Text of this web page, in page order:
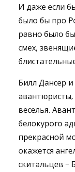
И даже если
было бы про
равно было
смех,
Билл Дансер
веселья.
белокурого
прекрасной
окажется
скитальцев –